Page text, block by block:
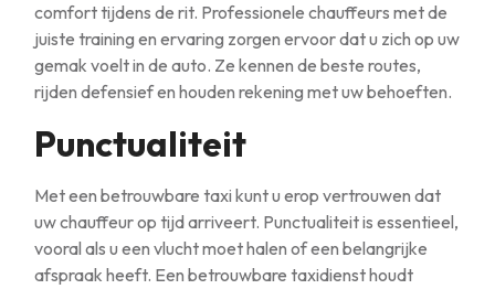
comfort tijdens de rit. Professionele chauffeurs met de
juiste training en ervaring zorgen ervoor dat u zich op uw
gemak voelt in de auto. Ze kennen de beste routes,
rijden defensief en houden rekening met uw behoeften.
Punctualiteit
Met een betrouwbare taxi kunt u erop vertrouwen dat
uw chauffeur op tijd arriveert. Punctualiteit is essentieel,
vooral als u een vlucht moet halen of een belangrijke
afspraak heeft. Een betrouwbare taxidienst houdt